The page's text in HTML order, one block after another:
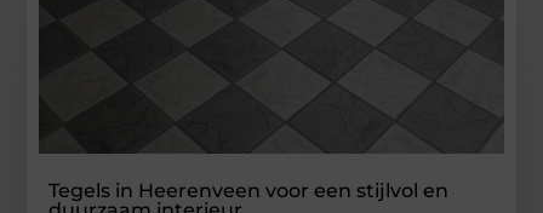
Tegels in Heerenveen voor een stijlvol en